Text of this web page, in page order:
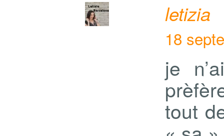
letizia
18
je
tout